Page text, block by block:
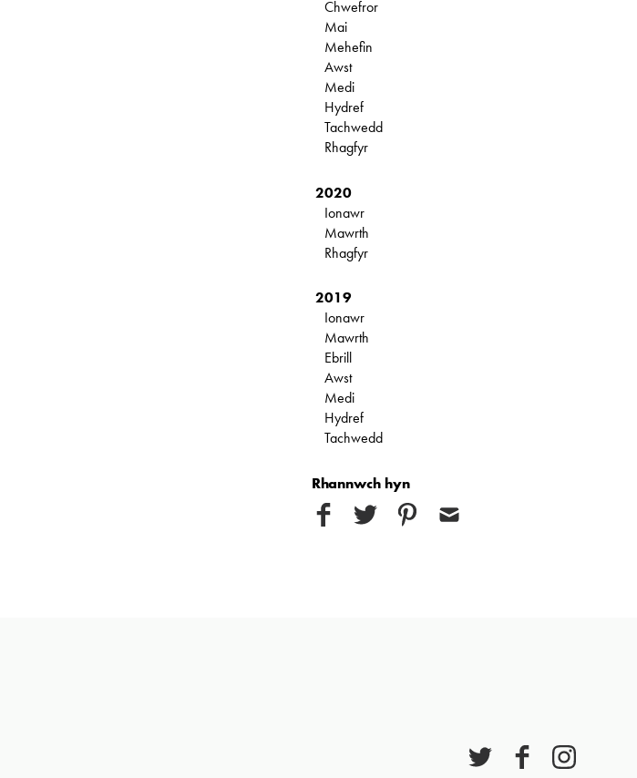
Chwefror
Mai
Mehefin
Awst
Medi
Hydref
Tachwedd
Rhagfyr
2020
Ionawr
Mawrth
Rhagfyr
2019
Ionawr
Mawrth
Ebrill
Awst
Medi
Hydref
Tachwedd
Rhannwch hyn